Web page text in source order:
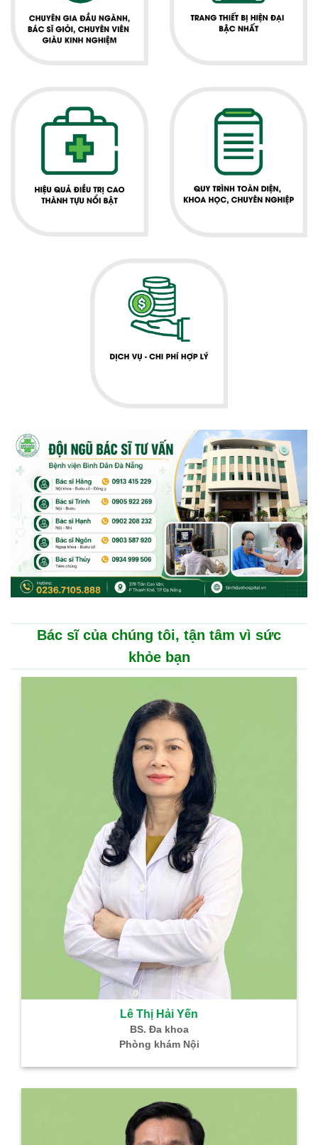
Bác sĩ của chúng tôi, tận tâm vì sức
khỏe bạn
Lê Thị Hải Yến
BS. Đa khoa
Phòng khám Nội